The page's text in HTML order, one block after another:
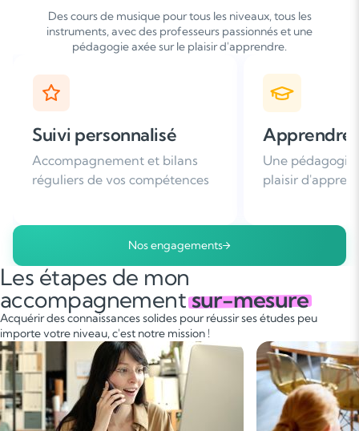
Des cours de musique pour tous les niveaux, tous les
instruments, avec des professeurs passionnés et une
pédagogie axée sur le plaisir d'apprendre.
Apprendre avec plaisir
Une pédagogie basée sur le
plaisir d'apprendre
Plus de 96% de
nous
Nos engagements
Les étapes de mon
accompagnementsur-mesure
Acquérir des connaissances solides pour réussir ses études peu
importe votre niveau, c'est notre mission !